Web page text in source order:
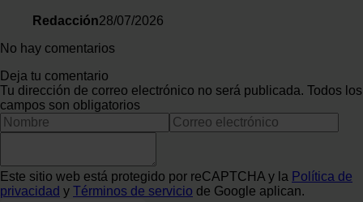
Redacción28/07/2026
No hay comentarios
Deja tu comentario
Tu dirección de correo electrónico no será publicada. Todos los
campos son obligatorios
Este sitio web está protegido por reCAPTCHA y la Política de
privacidad y Términos de servicio de Google aplican.